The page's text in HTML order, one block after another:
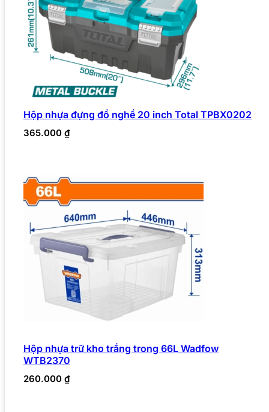
Hộp nhựa đựng đồ nghề 20 inch Total TPBX0202
365.000 ₫
Hộp nhựa trữ kho trắng trong 66L Wadfow
WTB2370
260.000 ₫